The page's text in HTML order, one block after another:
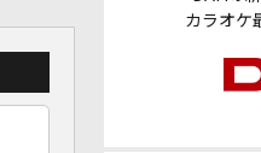
カラオケ